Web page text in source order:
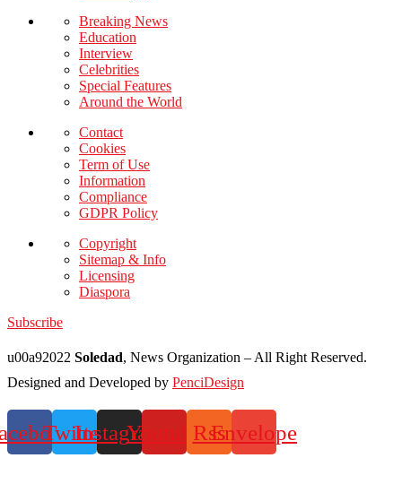
Breaking News
Education
Interview
Celebrities
Special Features
Around the World
Contact
Cookies
Term of Use
Information
Compliance
GDPR Policy
Copyright
Sitemap & Info
Licensing
Diaspora
Subscribe
u00a92022 Soledad, News Organization – All Right Reserved.
Designed and Developed by PenciDesign
TwitterInstagramYoutubeRssEnvelope